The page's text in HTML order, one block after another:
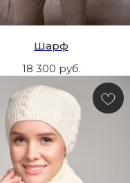
Шарф
18 300 руб.